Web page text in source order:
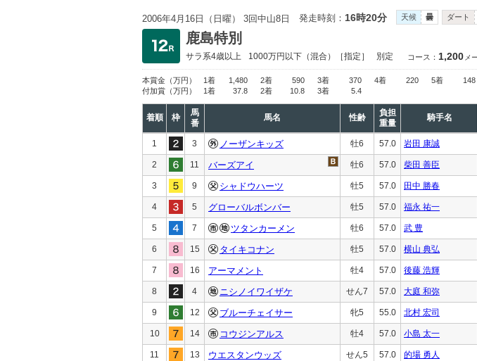
2006年4月16日（日曜） 3回中山8日 発走時刻： 16時20分 天候 曇 ダート
鹿島特別
サラ系4歳以上 1000万円以下 （混合）［指定］ 別定 コース： 1,200 メ
本賞金 （万円） 1着 1,480 2着 590 3着 370 4着 220 5着
148
付加賞 （万円） 1着 37.8 2着 10.8 3着 5.4
着順 枠
馬
番
馬名 性齢
負担
重量
騎手名
1 3 ノーザンキッズ 牡6 57.0 岩田 康誠
2 11 バーズアイ 牡6 57.0 柴田 善臣
3 9 シャドウハーツ 牡5 57.0 田中 勝春
4 5 グローバルボンバー 牡5 57.0 福永 祐一
5 7 ツタンカーメン 牡6 57.0 武 豊
6 15 タイキコナン 牡5 57.0 横山 典弘
7 16 アーマメント 牡4 57.0 後藤 浩輝
8 4 ニシノイワイザケ せん7 57.0 大庭 和弥
9 12 ブルーチェイサー 牝5 55.0 北村 宏司
10 14 コウジンアルス 牡4 57.0 小島 太一
11 13 ウエスタンウッズ せん5 57.0 的場 勇人